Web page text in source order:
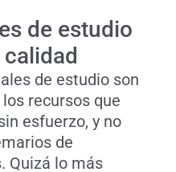
de estudio
de estudio son
recursos que
esfuerzo, y no
de
Quizá lo más